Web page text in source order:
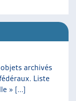
archivés
Liste
» [...]